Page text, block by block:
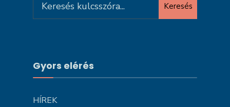
for:
Keresés
Gyors elérés
HÍREK